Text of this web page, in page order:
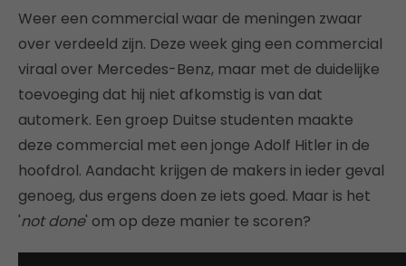
Weer een commercial waar de meningen zwaar
over verdeeld zijn. Deze week ging een commercial
viraal over Mercedes-Benz, maar met de duidelijke
toevoeging dat hij niet afkomstig is van dat
automerk. Een groep Duitse studenten maakte
deze commercial met een jonge Adolf Hitler in de
hoofdrol. Aandacht krijgen de makers in ieder geval
genoeg, dus ergens doen ze iets goed. Maar is het
'not done' om op deze manier te scoren?